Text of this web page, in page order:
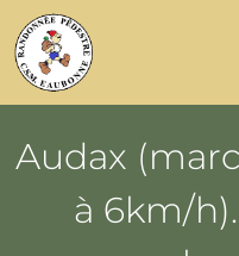
Audax
à 6km/